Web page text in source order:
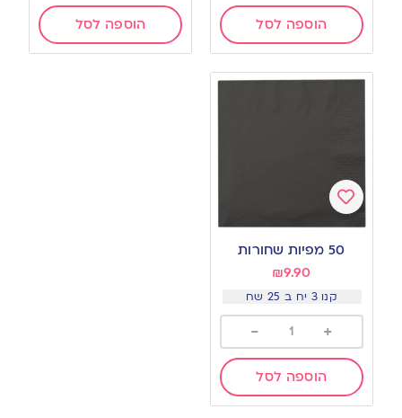
הוספה לסל הוספה לסל
Add
to
50 מפיות שחורות
₪9.90
קנו 3 יח ב 25 שח
+
-
הוספה לסל